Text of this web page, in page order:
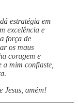
estratégia em
excelência e
força de
os maus
coragem e
mim confiaste,
Jesus, amém!